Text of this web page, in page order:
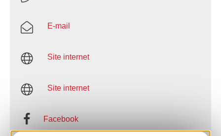
E-mail
Site internet
Site internet
Facebook